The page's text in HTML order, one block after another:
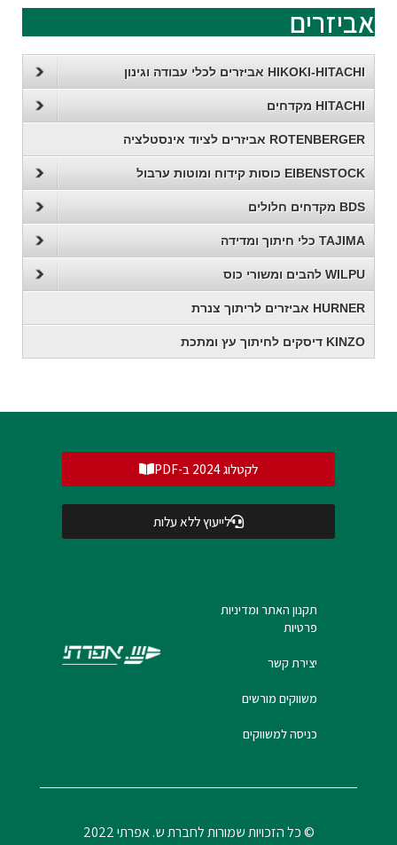
אביזרים
HIKOKI-HITACHI אביזרים לכלי עבודה וגינון
HITACHI מקדחים
ROTENBERGER אביזרים לציוד אינסטלציה
EIBENSTOCK כוסות קידוח ומוטות ערבול
BDS מקדחים חלולים
TAJIMA כלי חיתוך ומדידה
WILPU להבים ומשורי כוס
HURNER אביזרים לריתוך צנרת
KINZO דיסקים לחיתוך עץ ומתכת
לקטלוג 2024 ב-PDF
לייעוץ ללא עלות
תקנון האתר ומדיניות
פרטיות
יצירת קשר
משווקים מורשים
כניסה למשווקים
© כל הזכויות שמורות לחברת ש. אפרתי 2022